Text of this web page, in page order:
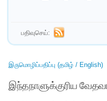
பதிவுசெய்:
இருமொழிப்பதிப்பு (தமிழ் / English)
இந்தநாளுக்குரிய